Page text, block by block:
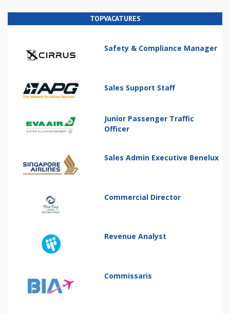
TOPVACATURES
Safety & Compliance Manager
Sales Support Staff
Junior Passenger Traffic
Officer
Sales Admin Executive Benelux
Commercial Director
Revenue Analyst
Commissaris